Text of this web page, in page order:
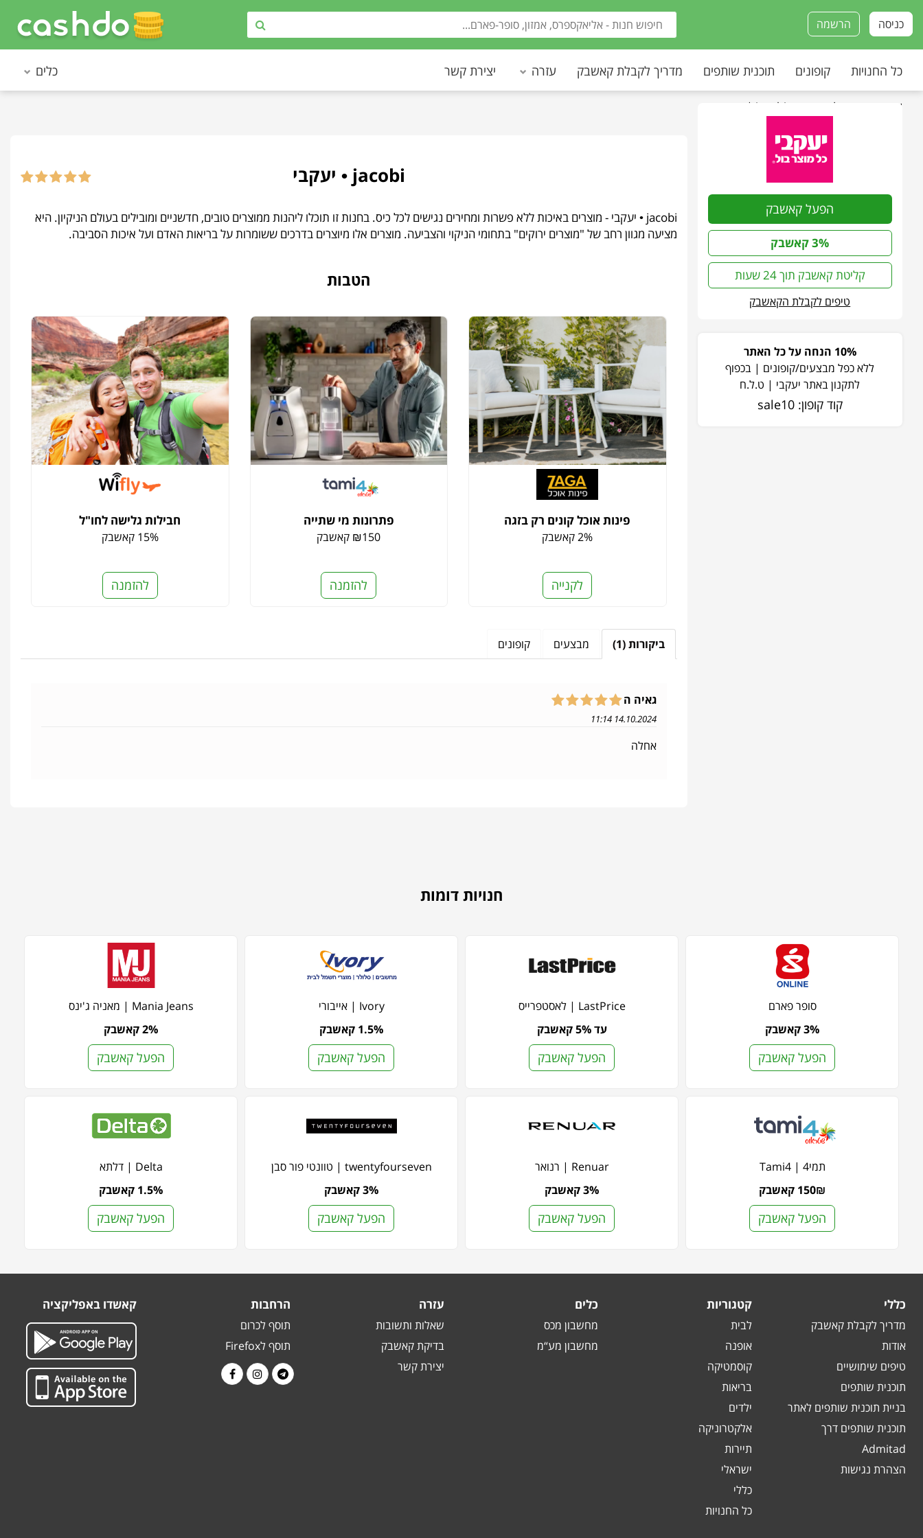
הרשמה כניסה
כל החנויות קופונים תוכנית שותפים מדריך לקבלת קאשבק עזרה יצירת קשר כלים
עמוד הבית כל החנויות jacobi | יעקבי
הפעל קאשבק
3% קאשבק
קליטת קאשבק תוך 24 שעות
טיפים לקבלת הקאשבק
10% הנחה על כל האתר
ללא כפל מבצעים/קופונים | בכפוף
לתקנון באתר יעקבי | ט.ל.ח
קוד קופון: sale10
jacobi • יעקבי
jacobi • יעקבי - מוצרים באיכות ללא פשרות ומחירים נגישים לכל כיס. בחנות זו תוכלו ליהנות ממוצרים טובים, חדשניים ומובילים בעולם הניקיון. היא
מציעה מגוון רחב של "מוצרים ירוקים" בתחומי הניקוי והצביעה. מוצרים אלו מיוצרים בדרכים ששומרות על בריאות האדם ועל איכות הסביבה.
הטבות
פינות אוכל קונים רק בזגה
2% קאשבק
לקנייה
פתרונות מי שתייה
₪150 קאשבק
להזמנה
חבילות גלישה לחו"ל
15% קאשבק
להזמנה
ביקורות (1) מבצעים קופונים
גאיה ה
14.10.2024 11:14
אחלה
חנויות דומות
סופר פארם
3% קאשבק
הפעל קאשבק
LastPrice | לאסטפרייס
עד 5% קאשבק
הפעל קאשבק
Ivory | אייבורי
1.5% קאשבק
הפעל קאשבק
Mania Jeans | מאניה ג'ינס
2% קאשבק
הפעל קאשבק
תמי4 | Tami4
150₪ קאשבק
הפעל קאשבק
Renuar | רנואר
3% קאשבק
הפעל קאשבק
twentyfourseven | טוונטי פור סבן
3% קאשבק
הפעל קאשבק
Delta | דלתא
1.5% קאשבק
הפעל קאשבק
כללי
מדריך לקבלת קאשבק
אודות
טיפים שימושיים
תוכנית שותפים
בניית תוכנית שותפים לאתר
תוכנית שותפים דרך
Admitad
הצהרת נגישות
קטגוריות
לבית
אופנה
קוסמטיקה
בריאות
ילדים
אלקטרוניקה
תיירות
ישראלי
כללי
כל החנויות
כלים
מחשבון מכס
מחשבון מע“מ
עזרה
שאלות ותשובות
בדיקת קאשבק
יצירת קשר
הרחבות
תוסף לכרום
תוסף לFirefox
קאשדו באפליקציה